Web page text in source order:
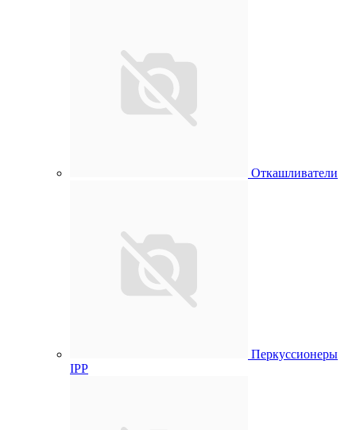
Откашливатели
Перкуссионеры
IPP